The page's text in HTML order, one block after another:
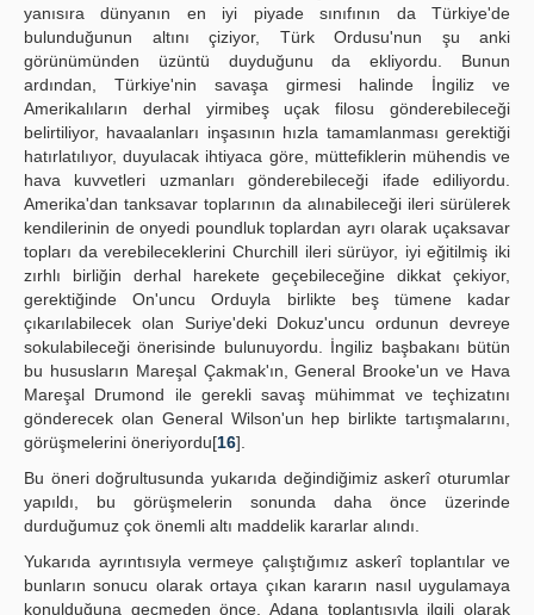
yanısıra dünyanın en iyi piyade sınıfının da Türkiye'de
bulunduğunun altını çiziyor, Türk Ordusu'nun şu anki
görünümünden üzüntü duyduğunu da ekliyordu. Bunun
ardından, Türkiye'nin savaşa girmesi halinde İngiliz ve
Amerikalıların derhal yirmibeş uçak filosu gönderebileceği
belirtiliyor, havaalanları inşasının hızla tamamlanması gerektiği
hatırlatılıyor, duyulacak ihtiyaca göre, müttefiklerin mühendis ve
hava kuvvetleri uzmanları gönderebileceği ifade ediliyordu.
Amerika'dan tanksavar toplarının da alınabileceği ileri sürülerek
kendilerinin de onyedi poundluk toplardan ayrı olarak uçaksavar
topları da verebileceklerini Churchill ileri sürüyor, iyi eğitilmiş iki
zırhlı birliğin derhal harekete geçebileceğine dikkat çekiyor,
gerektiğinde On'uncu Orduyla birlikte beş tümene kadar
çıkarılabilecek olan Suriye'deki Dokuz'uncu ordunun devreye
sokulabileceği önerisinde bulunuyordu. İngiliz başbakanı bütün
bu hususların Mareşal Çakmak'ın, General Brooke'un ve Hava
Mareşal Drumond ile gerekli savaş mühimmat ve teçhizatını
gönderecek olan General Wilson'un hep birlikte tartışmalarını,
görüşmelerini öneriyordu[16].
Bu öneri doğrultusunda yukarıda değindiğimiz askerî oturumlar
yapıldı, bu görüşmelerin sonunda daha önce üzerinde
durduğumuz çok önemli altı maddelik kararlar alındı.
Yukarıda ayrıntısıyla vermeye çalıştığımız askerî toplantılar ve
bunların sonucu olarak ortaya çıkan kararın nasıl uygulamaya
konulduğuna geçmeden önce, Adana toplantısıyla ilgili olarak